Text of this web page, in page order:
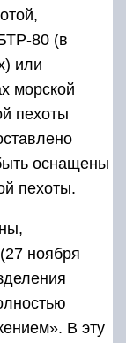
80 (в
или
морской
пехоты
оснащены
пехоты.
ноября
В эту